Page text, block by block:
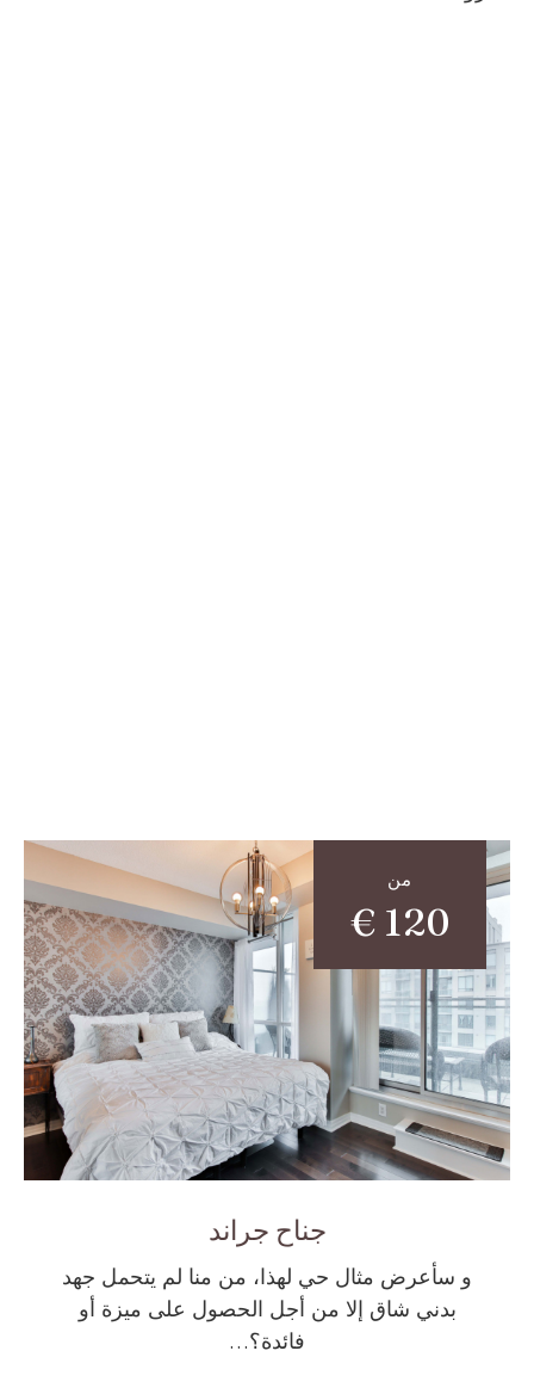
من
120
€
جناح جراند
و سأعرض مثال حي لهذا، من منا لم يتحمل جهد
بدني شاق إلا من أجل الحصول على ميزة أو
فائدة؟…